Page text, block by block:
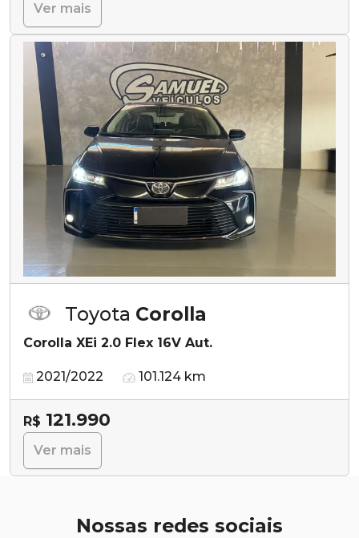
Ver mais
Toyota Corolla
Corolla XEi 2.0 Flex 16V Aut.
2021/2022 101.124 km
R$ 121.990
Ver mais
Nossas redes sociais